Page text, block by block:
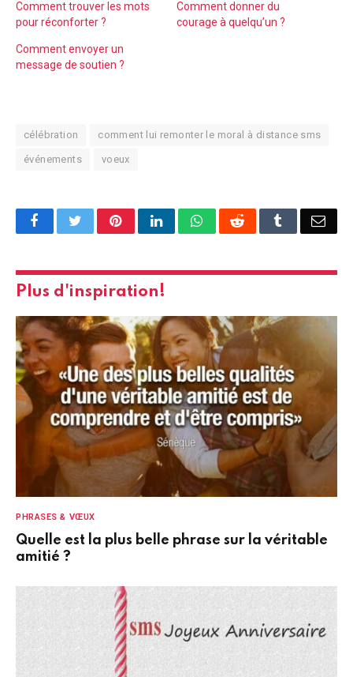
Comment trouver les mots
pour réconforter ?
Comment donner du
courage à quelqu’un ?
Comment envoyer un
message de soutien ?
célébration comment lui remonter le moral à distance sms
événements voeux
FacebookTwitterPinterestLinkedInWhatsAppReddit Tumblr
Plus d'inspiration!
PHRASES & VŒUX
Quelle est la plus belle phrase sur la véritable
amitié ?